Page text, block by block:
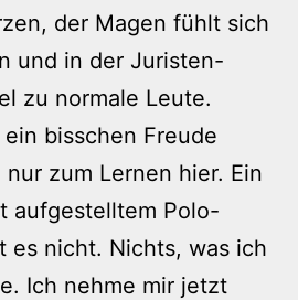
der Magen fühlt sich
und in der Juristen-
zu normale Leute.
bisschen Freude
zum Lernen hier. Ein
aufgestelltem Polo-
es nicht. Nichts, was ich
Ich nehme mir jetzt